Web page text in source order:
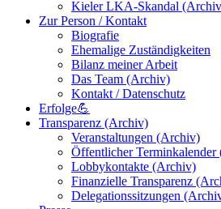
Kieler LKA-Skandal
Zur Person / Kontakt
Biografie
Ehemalige Zuständigkeiten
Bilanz meiner Arbeit
Das Team (Archiv)
Kontakt / Datenschutz
Erfolge💪
Transparenz (Archiv)
Veranstaltungen (Archiv)
Öffentlicher
Lobbykontakte (Archiv)
Finanzielle Transparenz
Delegationssitzungen